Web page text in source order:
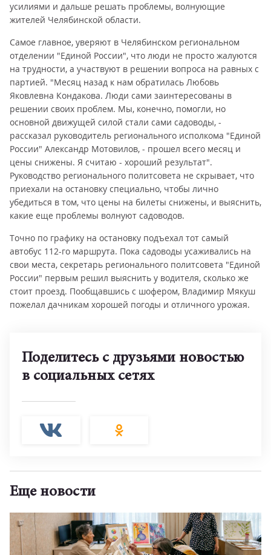
усилиями и дальше решать проблемы, волнующие
жителей Челябинской области.
Самое главное, уверяют в Челябинском региональном
отделении "Единой России", что люди не просто жалуются
на трудности, а участвуют в решении вопроса на равных с
партией. "Месяц назад к нам обратилась Любовь
Яковлевна Кондакова. Люди сами заинтересованы в
решении своих проблем. Мы, конечно, помогли, но
основной движущей силой стали сами садоводы, -
рассказал руководитель регионального исполкома "Единой
России" Александр Мотовилов, - прошел всего месяц и
цены снижены. Я считаю - хороший результат".
Руководство регионального политсовета не скрывает, что
приехали на остановку специально, чтобы лично
убедиться в том, что цены на билеты снижены, и выяснить,
какие еще проблемы волнуют садоводов.
Точно по графику на остановку подъехал тот самый
автобус 112-го маршрута. Пока садоводы усаживались на
свои места, секретарь регионального политсовета "Единой
России" первым решил выяснить у водителя, сколько же
стоит проезд. Пообщавшись с шофером, Владимир Мякуш
пожелал дачникам хорошей погоды и отличного урожая.
Поделитесь с друзьями новостью
в социальных сетях
Еще новости